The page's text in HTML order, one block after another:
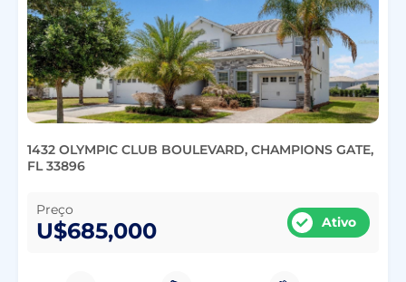
1432 OLYMPIC CLUB BOULEVARD, CHAMPIONS GATE,
FL 33896
Preço
U$685,000 Ativo